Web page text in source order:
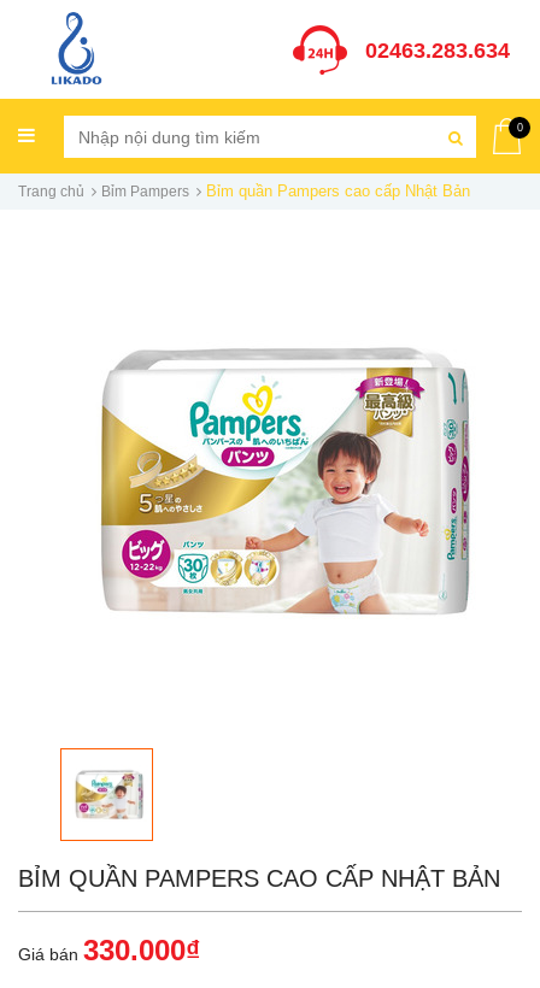
02463.283.634
0
Trang chủ Bỉm Pampers Bỉm quần Pampers cao cấp Nhật Bản
BỈM QUẦN PAMPERS CAO CẤP NHẬT BẢN
Giá bán 330.000₫